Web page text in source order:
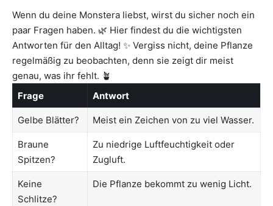
Wenn du deine Monstera liebst, wirst du sicher noch ein
paar Fragen haben. 🌿 Hier findest du die wichtigsten
Antworten für den Alltag! ✨ Vergiss nicht, deine Pflanze
regelmäßig zu beobachten, denn sie zeigt dir meist
genau, was ihr fehlt. 🪴
Frage
Antwort
Gelbe Blätter? Meist ein Zeichen von zu viel Wasser.
Braune
Spitzen?
Zu niedrige Luftfeuchtigkeit oder
Zugluft.
Keine
Schlitze?
Die Pflanze bekommt zu wenig Licht.